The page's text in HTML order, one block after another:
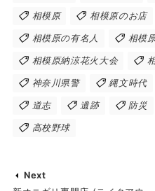
相模原 相模原のお店
相模原の有名人 相模
相模原納涼花火大会
神奈川県警 縄文時代
道志 遺跡 防災
高校野球
Next